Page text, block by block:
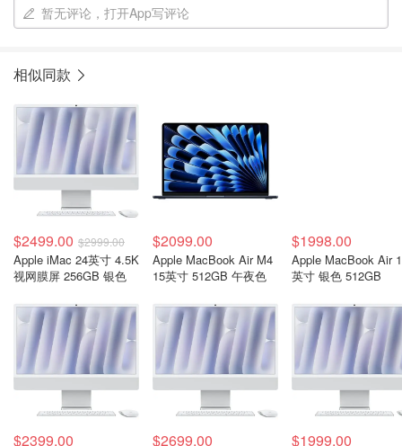
暂无评论，打开App写评论
相似同款
$2499.00 $2999.00
Apple iMac 24英寸 4.5K
视网膜屏 256GB 银色
$2099.00
Apple MacBook Air M4
15英寸 512GB 午夜色
$1998.00
Apple MacBook Air
英寸 银色 512GB
$2399.00 $2699.00 $1999.00